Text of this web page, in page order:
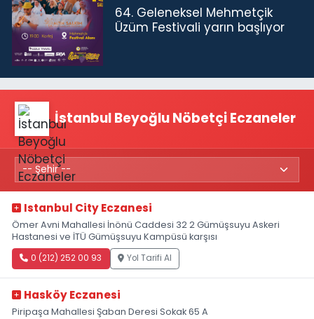
64. Geleneksel Mehmetçik
Üzüm Festivali yarın başlıyor
İstanbul Beyoğlu Nöbetçi Eczaneler
Istanbul City Eczanesi
Ömer Avni Mahallesi İnönü Caddesi 32 2 Gümüşsuyu Askeri
Hastanesi ve İTÜ Gümüşsuyu Kampüsü karşısı
0 (212) 252 00 93 Yol Tarifi Al
Hasköy Eczanesi
Piripaşa Mahallesi Şaban Deresi Sokak 65 A